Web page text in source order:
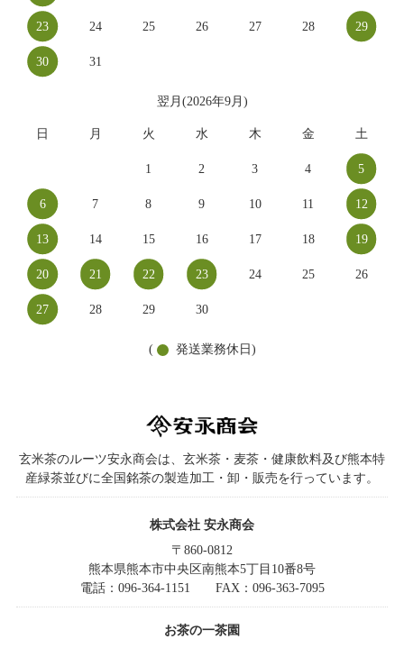
23 24 25 26 27 28 29
30 31
翌月(2026年9月)
日 月 火 水 木 金 土
1 2 3 4 5
6 7 8 9 10 11 12
13 14 15 16 17 18 19
20 21 22 23 24 25 26
27 28 29 30
( 発送業務休日)
玄米茶のルーツ安永商会は、玄米茶・麦茶・健康飲料及び熊本特
産緑茶並びに全国銘茶の製造加工・卸・販売を行っています。
株式会社 安永商会
〒860-0812
熊本県熊本市中央区南熊本5丁目10番8号
電話：096-364-1151
FAX：096-363-7095
お茶の一茶園